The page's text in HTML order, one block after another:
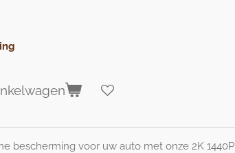
bescherming voor uw auto met onze 2K 1440P